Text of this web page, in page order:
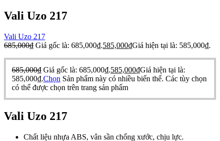
Vali Uzo 217
Vali Uzo 217
685,000₫ Giá gốc là: 685,000₫.585,000₫Giá hiện tại là: 585,000₫.
685,000₫ Giá gốc là: 685,000₫.585,000₫Giá hiện tại là:
585,000₫.Chọn Sản phẩm này có nhiều biến thể. Các tùy chọn
có thể được chọn trên trang sản phẩm
Vali Uzo 217
Chất liệu nhựa ABS, vân sần chống xước, chịu lực.